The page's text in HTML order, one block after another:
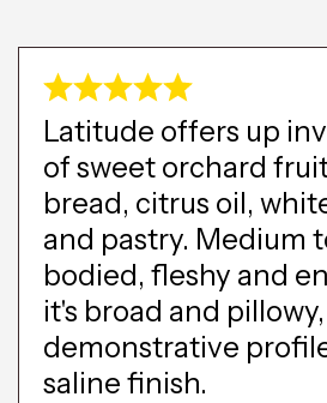
Latitude offers up
of sweet orchard
bread, citrus oil,
and pastry. Medium
bodied, fleshy and
it's broad and
demonstrative
saline finish.